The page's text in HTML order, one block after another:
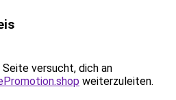
versucht, dich an
weiterzuleiten.